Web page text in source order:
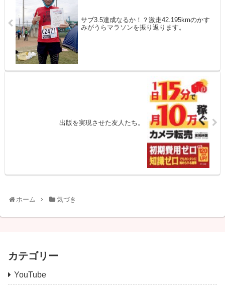
サブ3.5達成なるか！？激走42.195kmのかす
みがうらマラソンを振り返ります。
出版を実現させた友人たち。
ホーム 気づき
カテゴリー
YouTube